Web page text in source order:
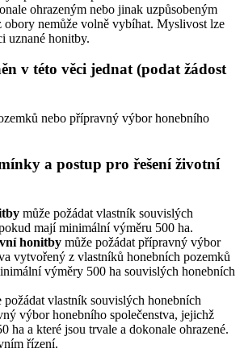
ohrazeným nebo jinak uzpůsobeným
obory nemůže volně vybíhat. Myslivost lze
uznané honitby.
v této věci jednat (podat žádost
nebo přípravný výbor honebního
a postup pro řešení životní
může požádat vlastník souvislých
mají minimální výměru 500 ha.
honitby může požádat přípravný výbor
vytvořený z vlastníků honebních pozemků
výměry 500 ha souvislých honebních
požádat vlastník souvislých honebních
výbor honebního společenstva, jejichž
ha a které jsou trvale a dokonale ohrazené.
řízení.